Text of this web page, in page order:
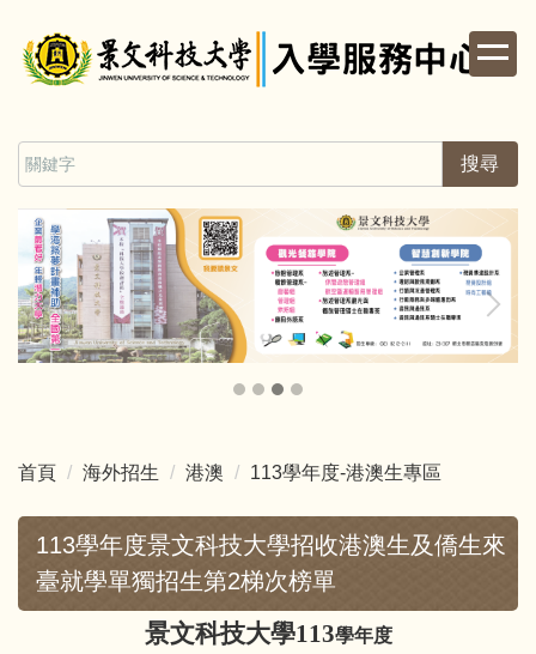
到
主
容
區
搜尋
首頁 海外招生 港澳 113學年度-港澳生專區
113學年度景文科技大學招收港澳生及僑生來
臺就學單獨招生第2梯次榜單
景文科技大學113學年度